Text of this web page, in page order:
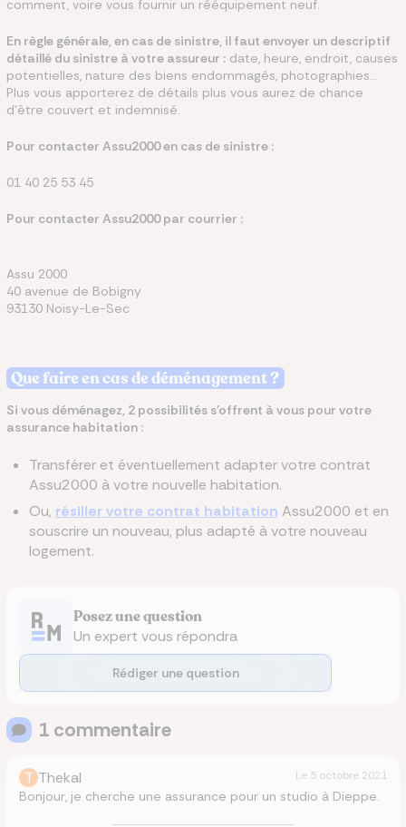
comment, voire vous fournir un rééquipement neuf.
En règle générale, en cas de sinistre, il faut envoyer un descriptif
détaillé du sinistre à votre assureur : date, heure, endroit, causes
potentielles, nature des biens endommagés, photographies...
Plus vous apporterez de détails plus vous aurez de chance
d’être couvert et indemnisé.
Pour contacter Assu2000 en cas de sinistre :
01 40 25 53 45
Pour contacter Assu2000 par courrier :
Assu 2000
40 avenue de Bobigny
93130 Noisy-Le-Sec
Que faire en cas de déménagement ?
Si vous déménagez, 2 possibilités s’offrent à vous pour votre
assurance habitation :
Transférer et éventuellement adapter votre contrat
Assu2000 à votre nouvelle habitation.
Ou, résilier votre contrat habitation Assu2000 et en
souscrire un nouveau, plus adapté à votre nouveau
logement.
Posez une question
Un expert vous répondra
Rédiger une question
1 commentaire
T Thekal Le 5 octobre 2021
Bonjour, je cherche une assurance pour un studio à Dieppe.